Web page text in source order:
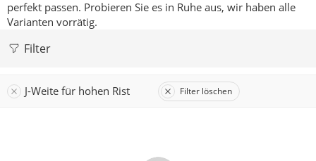
perfekt passen. Probieren Sie es in Ruhe aus, wir haben alle
Varianten vorrätig.
Filter
J-Weite für hohen Rist Filter löschen